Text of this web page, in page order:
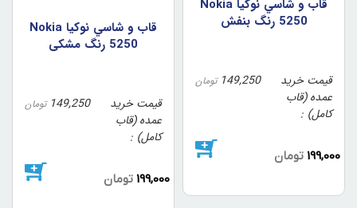
قاب و شاسي نوکيا Nokia
5250 رنگ بنفش
قیمت خرید
عمده (قاب
کامل)
149,250 تومان
199,000 تومان
قاب و شاسي نوکيا Nokia
5250 رنگ مشکي
قیمت خرید
عمده (قاب
کامل)
149,250 تومان
199,000 تومان